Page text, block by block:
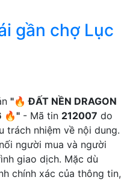
gần chợ Lục
"🔥 ĐẤT NỀN DRAGON
🔥" - Mã tin 212007 do
trách nhiệm về nội dung.
người mua và người
giao dịch. Mặc dù
chính xác của thông tin,